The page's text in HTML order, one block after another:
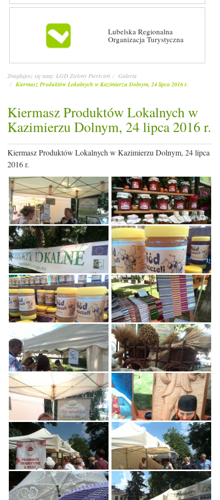
Lubelska Regionalna
Organizacja Turystyczna
Znajdujesz się tutaj: LGD Zielony Pierścień Galeria
Kiermasz Produktów Lokalnych w Kazimierzu Dolnym, 24 lipca 2016 r.
Kiermasz Produktów Lokalnych w
Kazimierzu Dolnym, 24 lipca 2016 r.
Kiermasz Produktów Lokalnych w Kazimierzu Dolnym, 24 lipca
2016 r.